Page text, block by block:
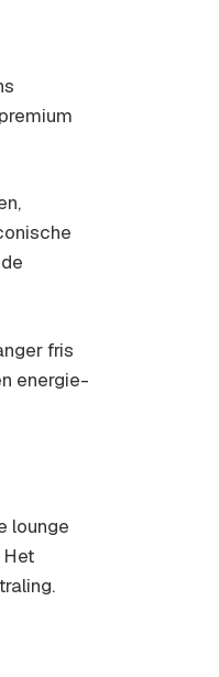
fris
energie-
lounge